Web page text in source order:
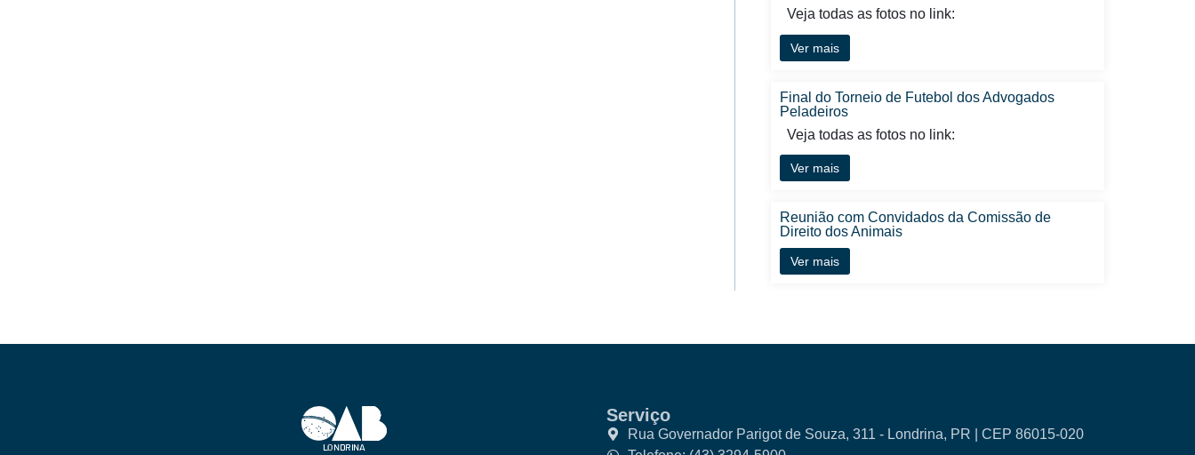
Veja todas as fotos no link:
Ver mais
Final do Torneio de Futebol dos Advogados
Peladeiros
Veja todas as fotos no link:
Ver mais
Reunião com Convidados da Comissão de
Direito dos Animais
Ver mais
Serviço
Rua Governador Parigot de Souza, 311 - Londrina, PR | CEP 86015-020